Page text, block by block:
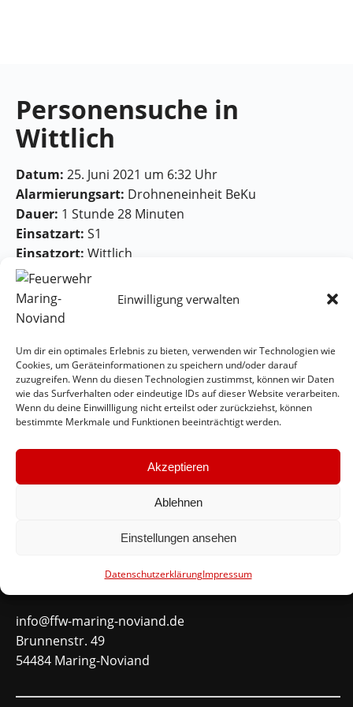
Einwilligung verwalten
Um dir ein optimales Erlebnis zu bieten, verwenden wir Technologien wie
Cookies, um Geräteinformationen zu speichern und/oder darauf
zuzugreifen. Wenn du diesen Technologien zustimmst, können wir Daten
wie das Surfverhalten oder eindeutige IDs auf dieser Website verarbeiten.
Wenn du deine Einwillligung nicht erteilst oder zurückziehst, können
bestimmte Merkmale und Funktionen beeinträchtigt werden.
Akzeptieren
Ablehnen
Einstellungen ansehen
DatenschutzerklärungImpressum
Personensuche in
Wittlich
Datum: 25. Juni 2021 um 6:32 Uhr
Alarmierungsart: Drohneneinheit BeKu
Dauer: 1 Stunde 28 Minuten
Einsatzart: S1
Einsatzort: Wittlich
Feuerwehr Maring-Noviand
#immerda
info@ffw-maring-noviand.de
Brunnenstr. 49
54484 Maring-Noviand